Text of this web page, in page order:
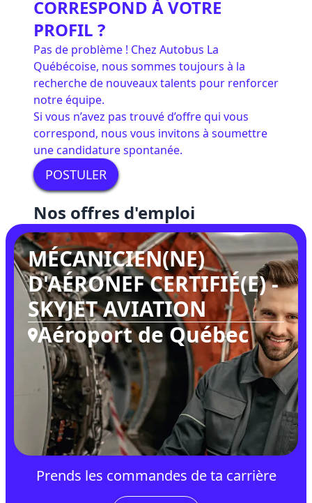
CORRESPOND À VOTRE
PROFIL ?
Pas de problème ! Chez Autobus La
Québécoise, nous sommes toujours à la
recherche de nouveaux talents pour renforcer
notre équipe.
Si vous n’avez pas trouvé d’offre qui vous
correspond, nous vous invitons à soumettre
une candidature spontanée.
POSTULER
Nos offres d'emploi
MÉCANICIEN(NE)
D'AÉRONEF CERTIFIÉ(E) -
SKYJET AVIATION
Aéroport de Québec
Prends les commandes de ta carrière